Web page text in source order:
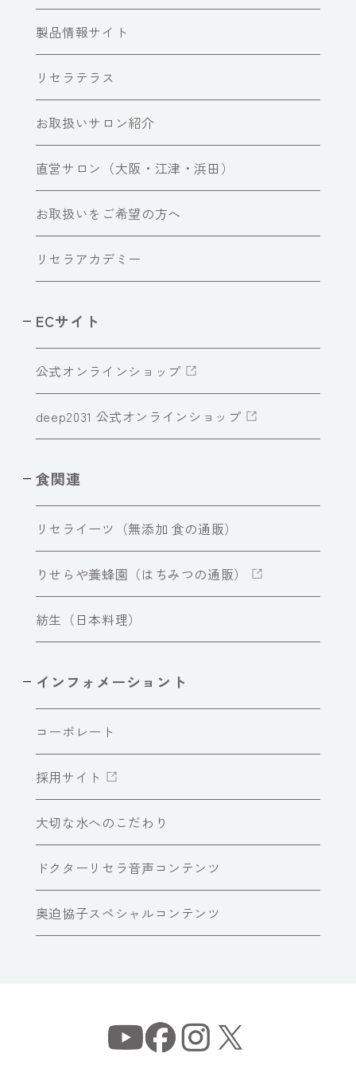
製品情報サイト
リセラテラス
お取扱いサロン紹介
直営サロン（大阪・江津・浜田）
お取扱いをご希望の方へ
リセラアカデミー
ECサイト
公式オンラインショップ
deep2031 公式オンラインショップ
食関連
リセライーツ（無添加 食の通販）
りせらや養蜂園（はちみつの通販）
紡生（日本料理）
インフォメーショント
コーポレート
採用サイト
大切な水へのこだわり
ドクターリセラ音声コンテンツ
奥迫協子スペシャルコンテンツ